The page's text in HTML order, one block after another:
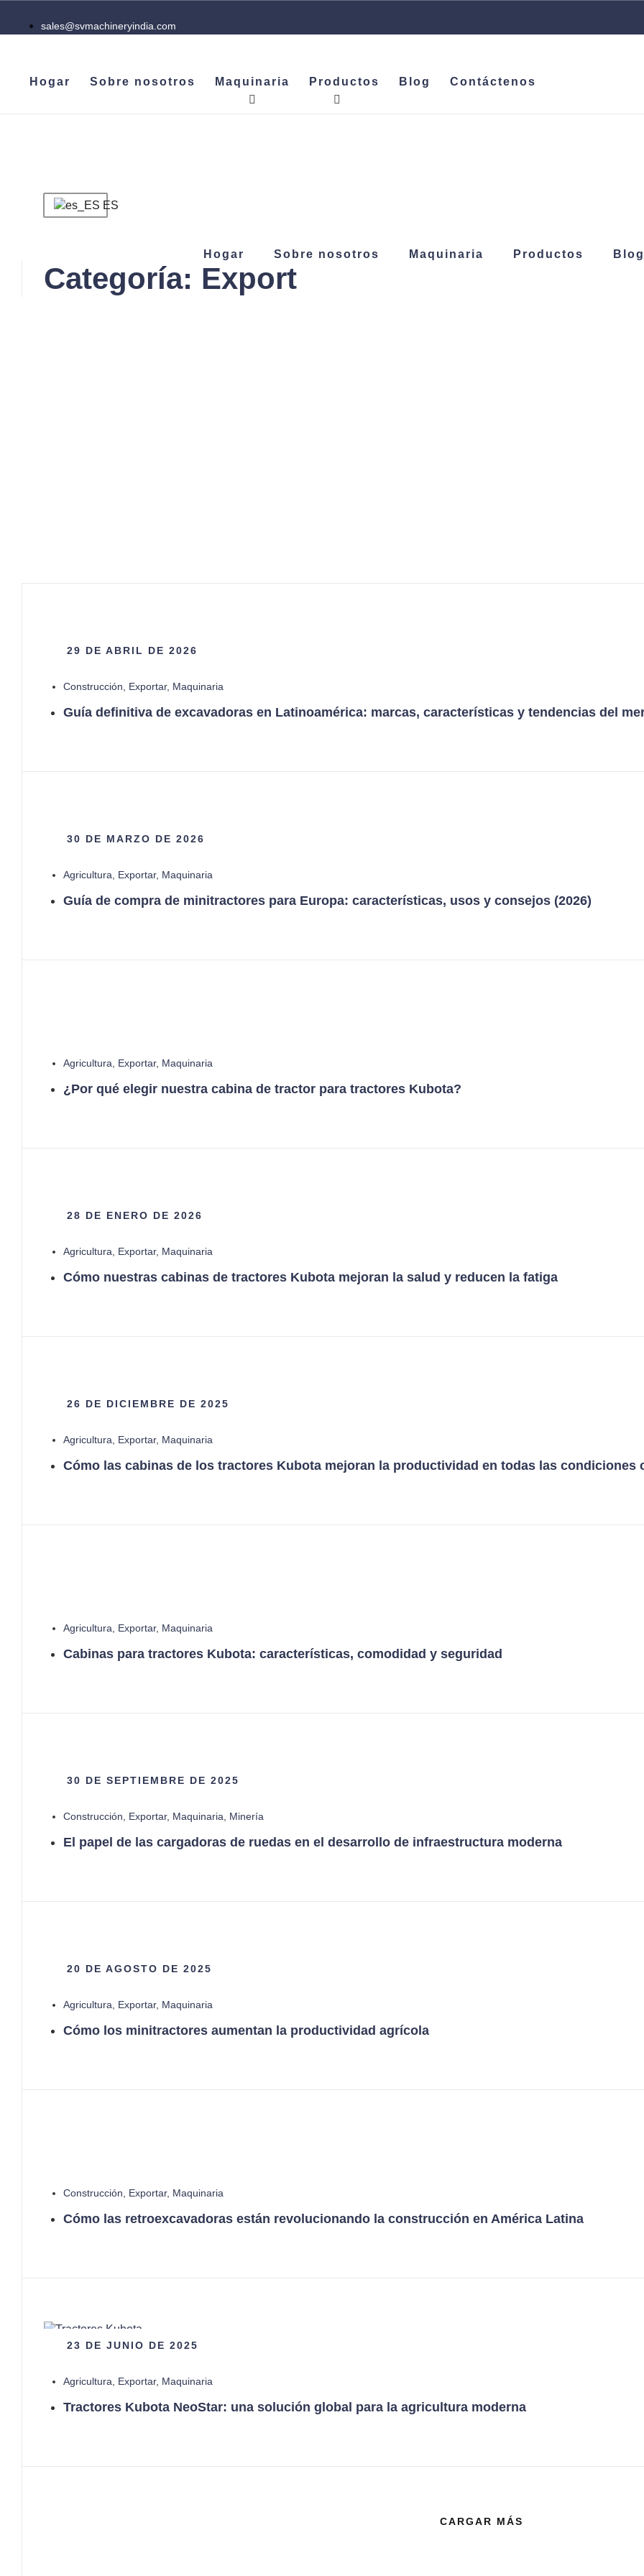
sales@svmachineryindia.com
Hogar Sobre nosotros Maquinaria Productos Blog Contáctenos
ES
Hogar Sobre nosotros Maquinaria Productos Blog
Categoría: Export
29 DE ABRIL DE 2026
Construcción Exportar, Maquinaria
Guía definitiva de excavadoras en Latinoamérica: marcas, características y tendencias del
30 DE MARZO DE 2026
Agricultura Exportar, Maquinaria
Guía de compra de minitractores para Europa: características, usos y consejos (2026)
Agricultura Exportar, Maquinaria
¿Por qué elegir nuestra cabina de tractor para tractores Kubota?
28 DE ENERO DE 2026
Agricultura Exportar, Maquinaria
Cómo nuestras cabinas de tractores Kubota mejoran la salud y reducen la fatiga
26 DE DICIEMBRE DE 2025
Agricultura Exportar, Maquinaria
Cómo las cabinas de los tractores Kubota mejoran la productividad en todas las condiciones
Agricultura Exportar, Maquinaria
Cabinas para tractores Kubota: características, comodidad y seguridad
30 DE SEPTIEMBRE DE 2025
Construcción Exportar, Maquinaria Minería
El papel de las cargadoras de ruedas en el desarrollo de infraestructura moderna
20 DE AGOSTO DE 2025
Agricultura Exportar, Maquinaria
Cómo los minitractores aumentan la productividad agrícola
Construcción Exportar, Maquinaria
Cómo las retroexcavadoras están revolucionando la construcción en América Latina
23 DE JUNIO DE 2025
Agricultura Exportar, Maquinaria
Tractores Kubota NeoStar: una solución global para la agricultura moderna
CARGAR MÁS